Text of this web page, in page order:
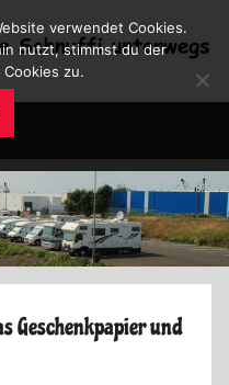
Geschenkpapier und
verwendet Cookies.
nutzt, stimmst du der
zu.